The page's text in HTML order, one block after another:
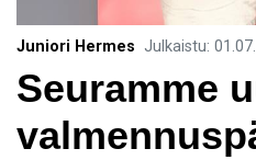
Juniori Hermes Julkaistu:
Seuramme